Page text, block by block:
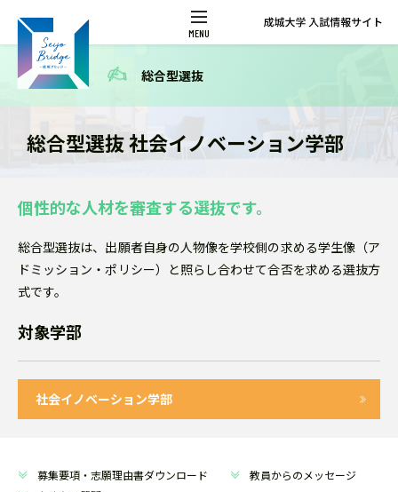
総合型選抜
総合型選抜 社会イノベーション学部
個性的な人材を審査する選抜です。
総合型選抜は、出願者自身の人物像を学校側の求める学生像（ア
ドミッション・ポリシー）と照らし合わせて合否を求める選抜方
式です。
対象学部
社会イノベーション学部
募集要項・志願理由書ダウンロード
教員からのメッセージ